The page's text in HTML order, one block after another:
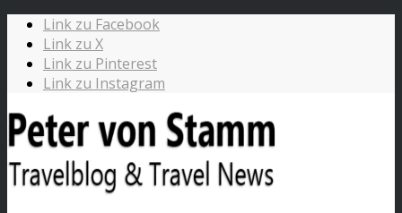
Link zu Facebook
Link zu X
Link zu Pinterest
Link zu Instagram